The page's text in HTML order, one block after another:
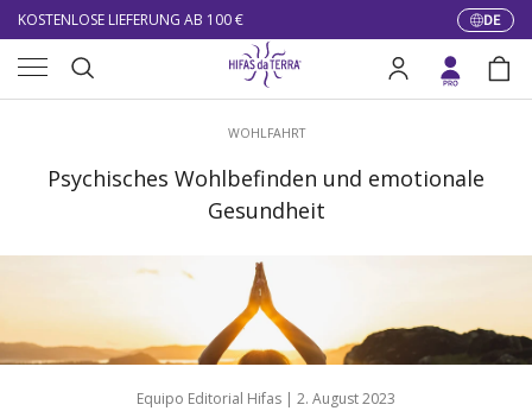
Direkt zum Inhalt
10% DE RÉDUCTION SUR VOTRE PREMIÈRE COMMANDE
LIVRAISON GRATUITE À PARTIR DE 100 €
KOSTENLOSE LIEFERUNG AB 100 €
DE
Suche Einloggen
WOHLFAHRT
Psychisches Wohlbefinden und emotionale
Gesundheit
Equipo Editorial Hifas | 2. August 2023